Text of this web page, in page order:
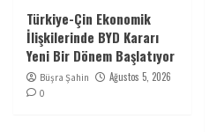
Türkiye-Çin Ekonomik
İlişkilerinde BYD Kararı
Yeni Bir Dönem Başlatıyor
Büşra Şahin Ağustos 5, 2026
0